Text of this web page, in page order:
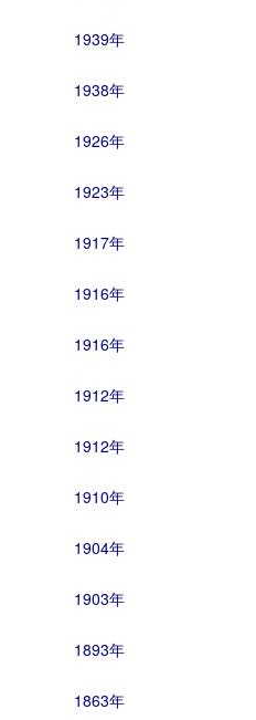
1939年
1938年
1926年
1923年
1917年
1916年
1916年
1912年
1912年
1910年
1904年
1903年
1893年
1863年